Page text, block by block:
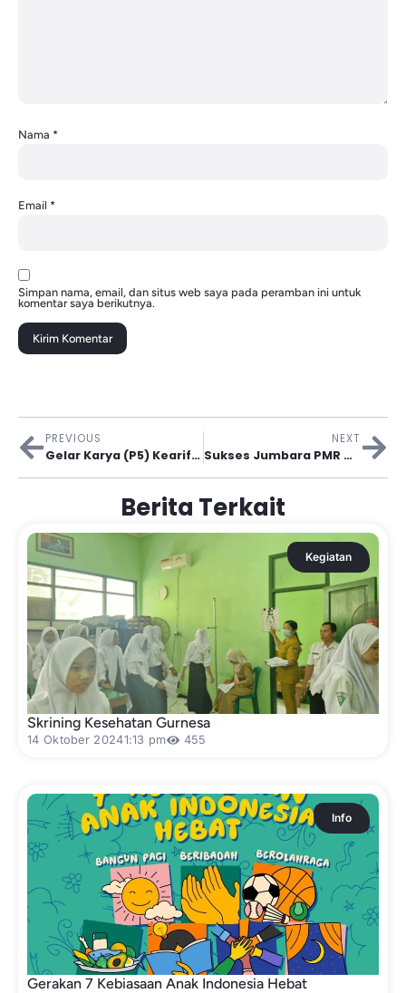
Nama *
Email *
Simpan nama, email, dan situs web saya pada peramban ini untuk
komentar saya berikutnya.
PREVIOUS
Gelar Karya (P5) Kearifan Lokal (Permainan Tradisional)
NEXT
Sukses Jumbara PMR Madya SMP Negeri 1 Gurah Sebagai Ajang Berkompetisi Dan Memperluas Relasi
Berita Terkait
Kegiatan
Skrining Kesehatan Gurnesa
14 Oktober 20241:13 pm 455
Info
Gerakan 7 Kebiasaan Anak Indonesia Hebat